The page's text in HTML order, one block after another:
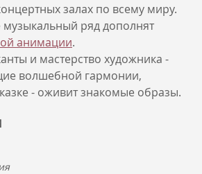
залах по всему миру.
музыкальный ряд дополнят
анимации.
и мастерство художника -
волшебной гармонии,
- оживит знакомые образы.